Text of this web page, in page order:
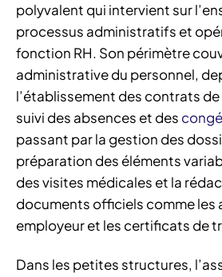
polyvalent qui intervient sur
processus administratifs et
fonction RH. Son périmètre
administrative du personnel,
l’établissement des contrats de
suivi des absences et des
passant par la gestion des
préparation des éléments
des visites médicales et la
documents officiels comme
employeur et les certificats de
Dans les petites structures,